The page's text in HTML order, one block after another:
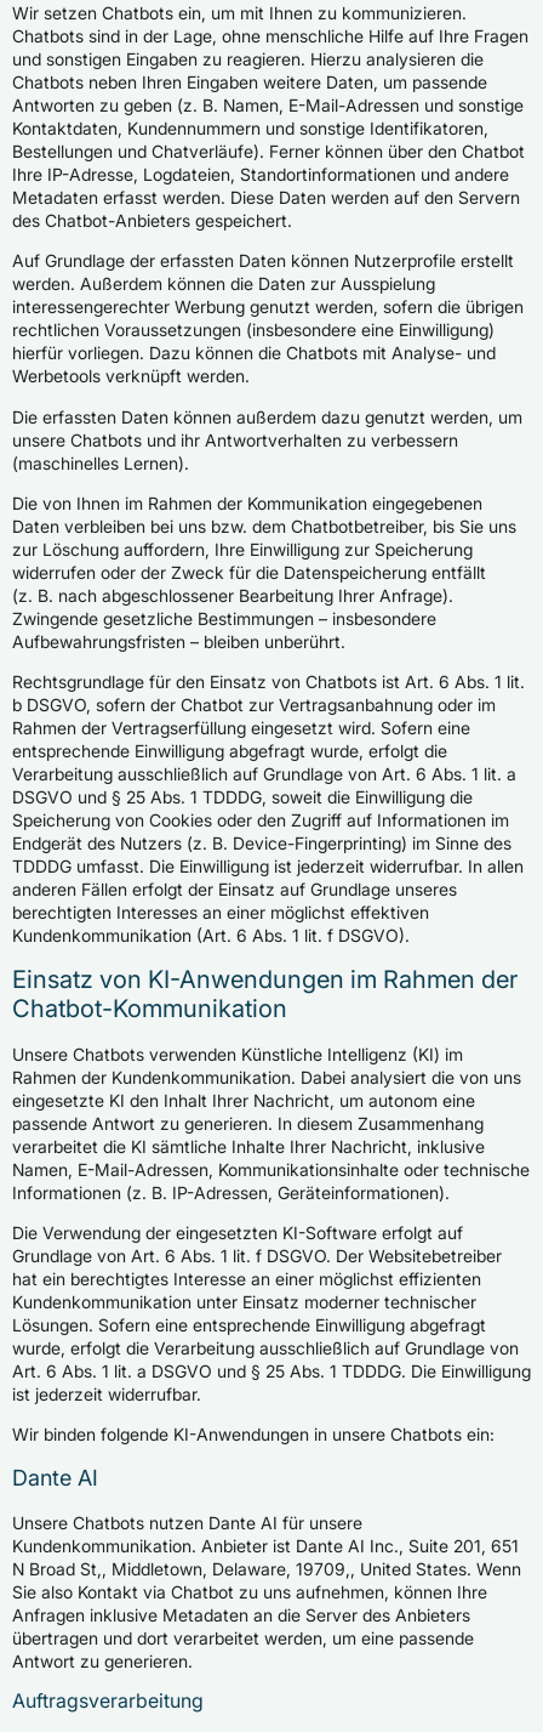
Wir setzen Chatbots ein, um mit Ihnen zu kommunizieren.
Chatbots sind in der Lage, ohne menschliche Hilfe auf Ihre Fragen
und sonstigen Eingaben zu reagieren. Hierzu analysieren die
Chatbots neben Ihren Eingaben weitere Daten, um passende
Antworten zu geben (z. B. Namen, E-Mail-Adressen und sonstige
Kontaktdaten, Kundennummern und sonstige Identifikatoren,
Bestellungen und Chatverläufe). Ferner können über den Chatbot
Ihre IP-Adresse, Logdateien, Standortinformationen und andere
Metadaten erfasst werden. Diese Daten werden auf den Servern
des Chatbot-Anbieters gespeichert.
Auf Grundlage der erfassten Daten können Nutzerprofile erstellt
werden. Außerdem können die Daten zur Ausspielung
interessengerechter Werbung genutzt werden, sofern die übrigen
rechtlichen Voraussetzungen (insbesondere eine Einwilligung)
hierfür vorliegen. Dazu können die Chatbots mit Analyse- und
Werbetools verknüpft werden.
Die erfassten Daten können außerdem dazu genutzt werden, um
unsere Chatbots und ihr Antwortverhalten zu verbessern
(maschinelles Lernen).
Die von Ihnen im Rahmen der Kommunikation eingegebenen
Daten verbleiben bei uns bzw. dem Chatbotbetreiber, bis Sie uns
zur Löschung auffordern, Ihre Einwilligung zur Speicherung
widerrufen oder der Zweck für die Datenspeicherung entfällt
(z. B. nach abgeschlossener Bearbeitung Ihrer Anfrage).
Zwingende gesetzliche Bestimmungen – insbesondere
Aufbewahrungsfristen – bleiben unberührt.
Rechtsgrundlage für den Einsatz von Chatbots ist Art. 6 Abs. 1 lit.
b DSGVO, sofern der Chatbot zur Vertragsanbahnung oder im
Rahmen der Vertragserfüllung eingesetzt wird. Sofern eine
entsprechende Einwilligung abgefragt wurde, erfolgt die
Verarbeitung ausschließlich auf Grundlage von Art. 6 Abs. 1 lit. a
DSGVO und § 25 Abs. 1 TDDDG, soweit die Einwilligung die
Speicherung von Cookies oder den Zugriff auf Informationen im
Endgerät des Nutzers (z. B. Device-Fingerprinting) im Sinne des
TDDDG umfasst. Die Einwilligung ist jederzeit widerrufbar. In allen
anderen Fällen erfolgt der Einsatz auf Grundlage unseres
berechtigten Interesses an einer möglichst effektiven
Kundenkommunikation (Art. 6 Abs. 1 lit. f DSGVO).
Einsatz von KI-Anwendungen im Rahmen der
Chatbot-Kommunikation
Unsere Chatbots verwenden Künstliche Intelligenz (KI) im
Rahmen der Kundenkommunikation. Dabei analysiert die von uns
eingesetzte KI den Inhalt Ihrer Nachricht, um autonom eine
passende Antwort zu generieren. In diesem Zusammenhang
verarbeitet die KI sämtliche Inhalte Ihrer Nachricht, inklusive
Namen, E-Mail-Adressen, Kommunikationsinhalte oder technische
Informationen (z. B. IP-Adressen, Geräteinformationen).
Die Verwendung der eingesetzten KI-Software erfolgt auf
Grundlage von Art. 6 Abs. 1 lit. f DSGVO. Der Websitebetreiber
hat ein berechtigtes Interesse an einer möglichst effizienten
Kundenkommunikation unter Einsatz moderner technischer
Lösungen. Sofern eine entsprechende Einwilligung abgefragt
wurde, erfolgt die Verarbeitung ausschließlich auf Grundlage von
Art. 6 Abs. 1 lit. a DSGVO und § 25 Abs. 1 TDDDG. Die Einwilligung
ist jederzeit widerrufbar.
Wir binden folgende KI-Anwendungen in unsere Chatbots ein:
Dante AI
Unsere Chatbots nutzen Dante AI für unsere
Kundenkommunikation. Anbieter ist Dante AI Inc., Suite 201, 651
N Broad St,, Middletown, Delaware, 19709,, United States. Wenn
Sie also Kontakt via Chatbot zu uns aufnehmen, können Ihre
Anfragen inklusive Metadaten an die Server des Anbieters
übertragen und dort verarbeitet werden, um eine passende
Antwort zu generieren.
Auftragsverarbeitung